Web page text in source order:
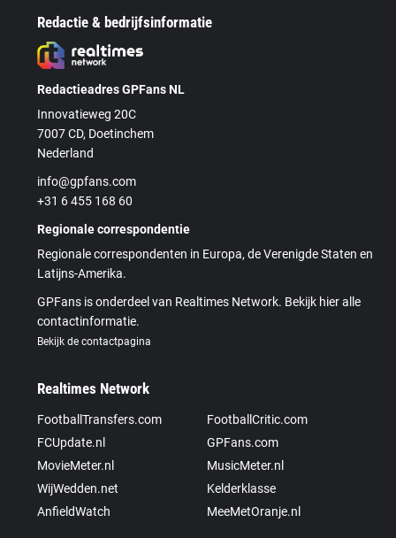
Redactie & bedrijfsinformatie
Redactieadres GPFans NL
Innovatieweg 20C
7007 CD, Doetinchem
Nederland
info@gpfans.com
+31 6 455 168 60
Regionale correspondentie
Regionale correspondenten in Europa, de Verenigde Staten en
Latijns-Amerika.
GPFans is onderdeel van Realtimes Network. Bekijk hier alle
contactinformatie.
Bekijk de contactpagina
Realtimes Network
FootballTransfers.com
FootballCritic.com
FCUpdate.nl
GPFans.com
MovieMeter.nl
MusicMeter.nl
WijWedden.net
Kelderklasse
AnfieldWatch
MeeMetOranje.nl